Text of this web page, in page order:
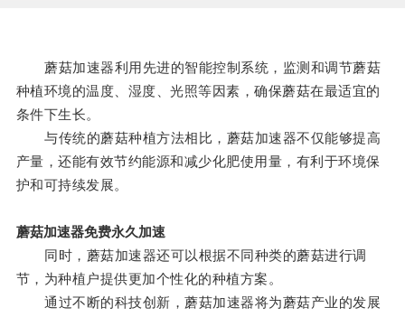
蘑菇加速器利用先进的智能控制系统，监测和调节蘑菇
种植环境的温度、湿度、光照等因素，确保蘑菇在最适宜的
条件下生长。
与传统的蘑菇种植方法相比，蘑菇加速器不仅能够提高
产量，还能有效节约能源和减少化肥使用量，有利于环境保
护和可持续发展。
蘑菇加速器免费永久加速
同时，蘑菇加速器还可以根据不同种类的蘑菇进行调
节，为种植户提供更加个性化的种植方案。
通过不断的科技创新，蘑菇加速器将为蘑菇产业的发展